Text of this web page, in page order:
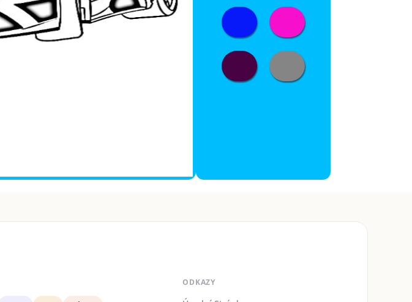
ODKAZY